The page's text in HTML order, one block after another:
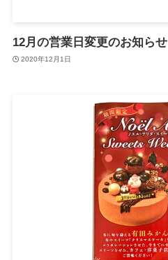
12月の営業日変更のお知らせ
2020年12月1日